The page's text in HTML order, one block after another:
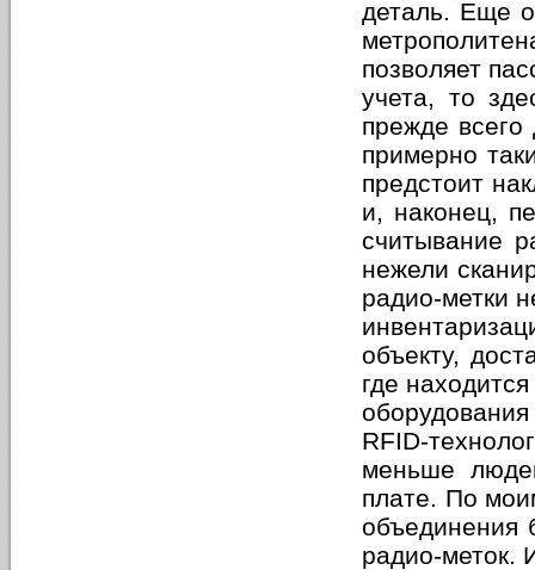
деталь. Еще
позволяет
учета, то
прежде всего
примерно
предстоит
и, наконец,
считывание
нежели
радио-метки
объекту,
где
RFID-
меньше
плате. По
объединения
радио-меток.